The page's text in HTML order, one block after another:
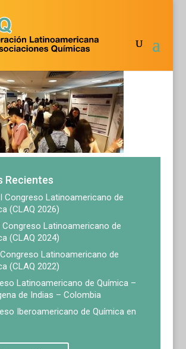
Recientes
Congreso Latinoamericano de
(CLAQ 2026)
Congreso Latinoamericano de
(CLAQ 2024)
Latinoamericano de
(CLAQ 2022)
Latinoamericano de Química –
de Indias – Colombia
Iberoamericano de Química en